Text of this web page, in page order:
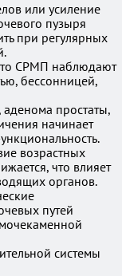
или усиление
пузыря
при регулярных
СРМП наблюдают
бессонницей,
простаты,
начинает
возрастных
что влияет
органов.
путей
системы